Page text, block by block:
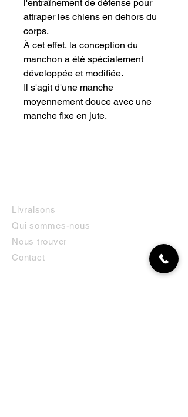
l'entraînement de défense pour
attraper les chiens en dehors du
corps.
À cet effet, la conception du
manchon a été spécialement
développée et modifiée.
Il s'agit d'une manche
moyennement douce avec une
manche fixe en jute.
Livraisons
Qui sommes-nous
Nous trouver
Contact